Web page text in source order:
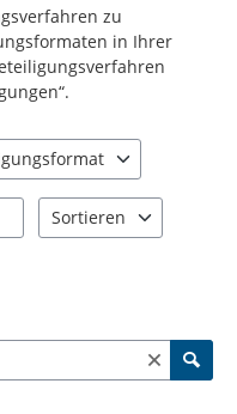
zu
in Ihrer
Sortieren